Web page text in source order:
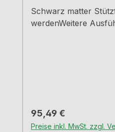
Schwarz matter
werdenWeitere
Regulärer Preis:
95,49 €
Preise inkl. MwSt. zzgl.